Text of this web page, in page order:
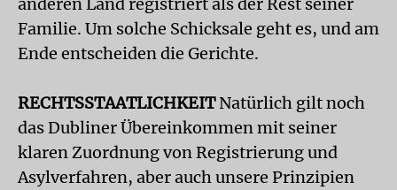
Familie. Um solche Schicksale geht es, und am
Ende entscheiden die Gerichte.
RECHTSSTAATLICHKEITNatürlich gilt noch
das Dubliner Übereinkommen mit seiner
klaren Zuordnung von Registrierung und
Asylverfahren, aber auch unsere Prinzipien